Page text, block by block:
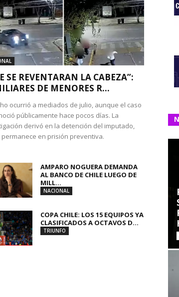
SE REVENTARAN LA CABEZA”:
DE MENORES R...
ocurrió a mediados de julio, aunque el caso
públicamente hace pocos días. La
derivó en la detención del imputado,
permanece en prisión preventiva.
AMPARO NOGUERA DEMANDA
AL BANCO DE CHILE LUEGO DE
MILL...
NACIONAL
COPA CHILE: LOS 15 EQUIPOS YA
CLASIFICADOS A OCTAVOS D...
TRIUNFO